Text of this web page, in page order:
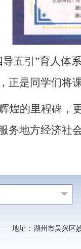
导五引 ”育人体
正是同学们将
煌的里程碑，
务地方经济社
地址：湖州市吴兴区